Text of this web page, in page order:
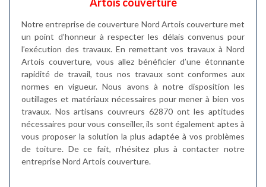
Notre entreprise de couverture Nord Artois couverture met
un point d’honneur à respecter les délais convenus pour
l’exécution des travaux. En remettant vos travaux à Nord
Artois couverture, vous allez bénéficier d’une étonnante
rapidité de travail, tous nos travaux sont conformes aux
normes en vigueur. Nous avons à notre disposition les
outillages et matériaux nécessaires pour mener à bien vos
travaux. Nos artisans couvreurs 62870 ont les aptitudes
nécessaires pour vous conseiller, ils sont également aptes à
vous proposer la solution la plus adaptée à vos problèmes
de toiture. De ce fait, n’hésitez plus à contacter notre
entreprise Nord Artois couverture.